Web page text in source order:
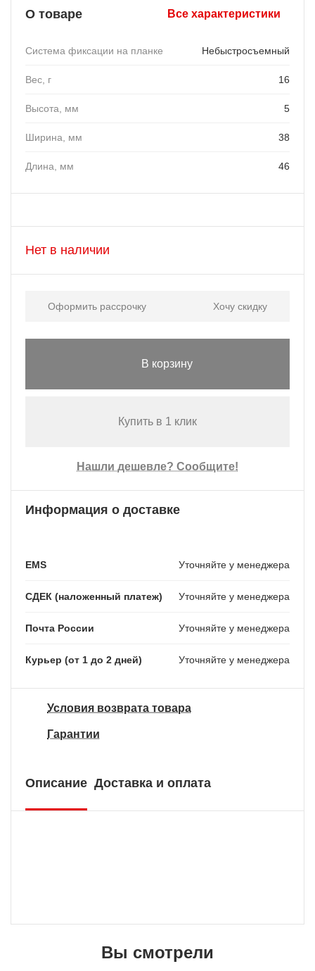
О товаре Все характеристики
Система фиксации на планке Небыстросъемный
Вес, г 16
Высота, мм 5
Ширина, мм 38
Длина, мм 46
Нет в наличии
Оформить рассрочку Хочу скидку
В корзину
Купить в 1 клик
Нашли дешевле? Сообщите!
Информация о доставке
EMS Уточняйте у менеджера
СДЕК (наложенный платеж) Уточняйте у менеджера
Почта России Уточняйте у менеджера
Курьер (от 1 до 2 дней) Уточняйте у менеджера
Условия возврата товара
Гарантии
Описание Доставка и оплата
Вы смотрели